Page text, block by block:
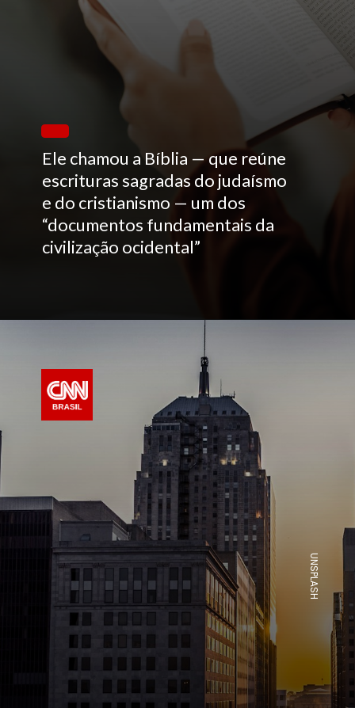
Ele chamou a Bíblia — que reúne
escrituras sagradas do judaísmo
e do cristianismo — um dos
“documentos fundamentais da
civilização ocidental”
UNSPLASH